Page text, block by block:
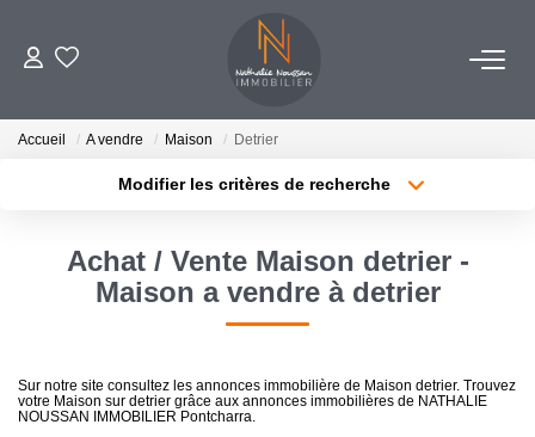
ACHETER
VENDRE
ESTIMER
NOTRE AGENCE
Accueil A vendre Maison Detrier
Modifier les critères de recherche
Surface min Budget max
Achat / Vente Maison detrier -
Maison a vendre à detrier
Sur notre site consultez les annonces immobilière de Maison detrier. Trouvez
votre Maison sur detrier grâce aux annonces immobilières de NATHALIE
NOUSSAN IMMOBILIER Pontcharra.